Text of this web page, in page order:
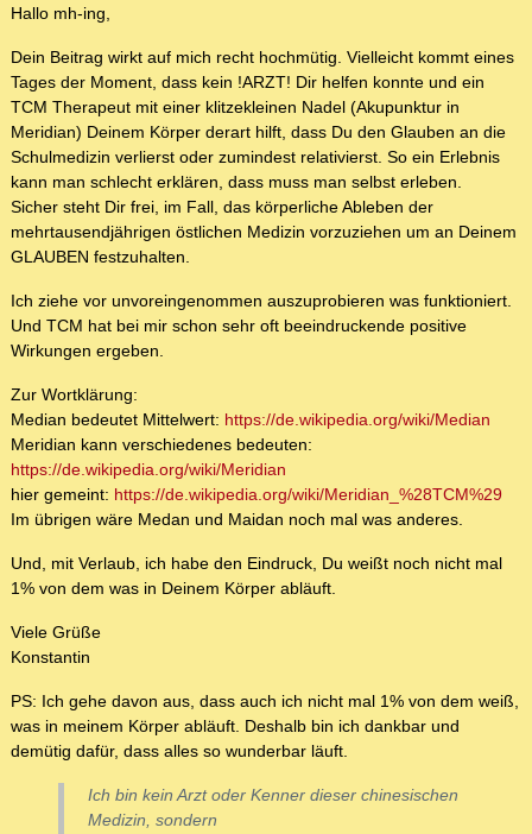
Hallo mh-ing,
Dein Beitrag wirkt auf mich recht hochmütig. Vielleicht kommt eines
Tages der Moment, dass kein !ARZT! Dir helfen konnte und ein
TCM Therapeut mit einer klitzekleinen Nadel (Akupunktur in
Meridian) Deinem Körper derart hilft, dass Du den Glauben an die
Schulmedizin verlierst oder zumindest relativierst. So ein Erlebnis
kann man schlecht erklären, dass muss man selbst erleben.
Sicher steht Dir frei, im Fall, das körperliche Ableben der
mehrtausendjährigen östlichen Medizin vorzuziehen um an Deinem
GLAUBEN festzuhalten.
Ich ziehe vor unvoreingenommen auszuprobieren was funktioniert.
Und TCM hat bei mir schon sehr oft beeindruckende positive
Wirkungen ergeben.
Zur Wortklärung:
Median bedeutet Mittelwert: https://de.wikipedia.org/wiki/Median
Meridian kann verschiedenes bedeuten:
https://de.wikipedia.org/wiki/Meridian
hier gemeint: https://de.wikipedia.org/wiki/Meridian_%28TCM%29
Im übrigen wäre Medan und Maidan noch mal was anderes.
Und, mit Verlaub, ich habe den Eindruck, Du weißt noch nicht mal
1% von dem was in Deinem Körper abläuft.
Viele Grüße
Konstantin
PS: Ich gehe davon aus, dass auch ich nicht mal 1% von dem weiß,
was in meinem Körper abläuft. Deshalb bin ich dankbar und
demütig dafür, dass alles so wunderbar läuft.
Ich bin kein Arzt oder Kenner dieser chinesischen
Medizin, sondern